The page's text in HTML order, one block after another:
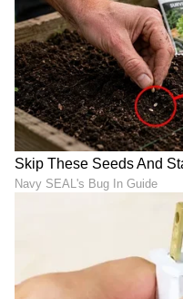
ದಾಖಲಾಗಿರುವ ದೂರಿನ
ಅವರು, ಈ ಕುರಿತು ಸೂಕ್ತ
ವೇಳೆ ನವಿಲು ಗರಿ ಬಳಕೆ
ನೀಡದಿದ್ದರೆ ಕಾನೂನು ಕ್ರಮ
ದೂರುದಾರರಿಗೆ ಪ್ರತಿಕ್ರಿಯೆ
LATEST VIDEOS